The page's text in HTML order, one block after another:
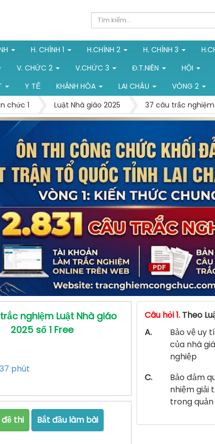
H. CHÍNH 1 H.CHÍNH 2 H. CHÍNH 3
V. CHỨC 2 V.CHỨC 3 Đ.T.NIÊN HỘI
Y TẾ KHÁNH HÒA LAI CHÂU VÒNG 2
chức 1
Luật Nhà giáo 2025 37 câu trắc nghiệm
nghiệm Luật Nhà giáo
2025 số 1 Free
phút
đề thi Bắt đầu làm bài
Câu hỏi 1. Theo
A.
Bảo vệ uy
của nhà
nghiệp
C.
Bảo đảm
nhiệm giải
trong